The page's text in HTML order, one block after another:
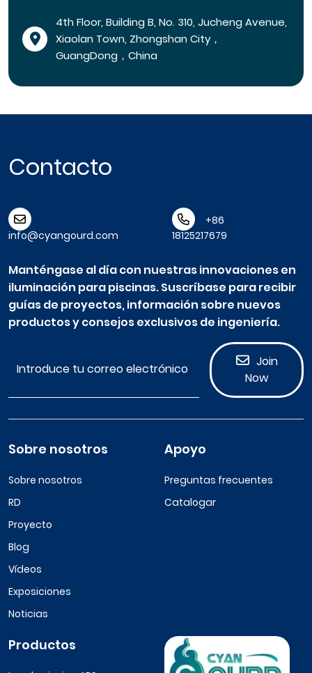
4th Floor, Building B, No. 310, Jucheng Avenue,
Xiaolan Town, Zhongshan City，
GuangDong，China
Contacto
info@cyangourd.com
+86
18125217679
Manténgase al día con nuestras innovaciones en
iluminación para piscinas. Suscríbase para recibir
guías de proyectos, información sobre nuevos
productos y consejos exclusivos de ingeniería.
Join
Now
Sobre nosotros
Sobre nosotros
RD
Proyecto
Blog
Vídeos
Exposiciones
Noticias
Apoyo
Preguntas frecuentes
Catalogar
Productos